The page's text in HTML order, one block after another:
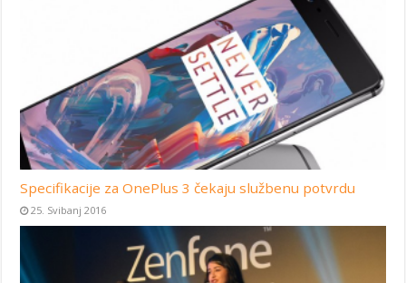
Specifikacije za OnePlus 3 čekaju službenu potvrdu
25. Svibanj 2016